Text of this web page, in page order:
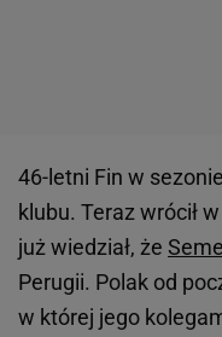
46-letni Fin w
klubu. Teraz wrócił
już wiedział, że
Perugii. Polak od
w której jego